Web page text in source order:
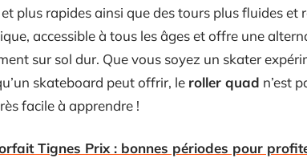
plus rapides ainsi que des tours plus fluides et
accessible à tous les âges et offre une
sur sol dur. Que vous soyez un skater
skateboard peut offrir, le roller quad n’est
facile à apprendre !
Tignes Prix : bonnes périodes pour